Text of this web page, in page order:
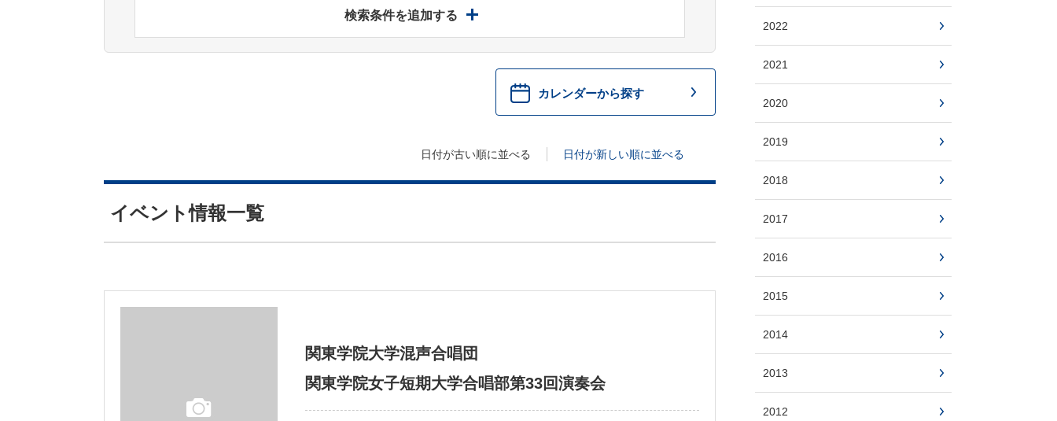
検索条件を追加する
カレンダーから探す
日付が古い順に並べる 日付が新しい順に並べる
イベント情報一覧
関東学院大学混声合唱団
関東学院女子短期大学合唱部第33回演奏会
2022
2021
2020
2019
2018
2017
2016
2015
2014
2013
2012